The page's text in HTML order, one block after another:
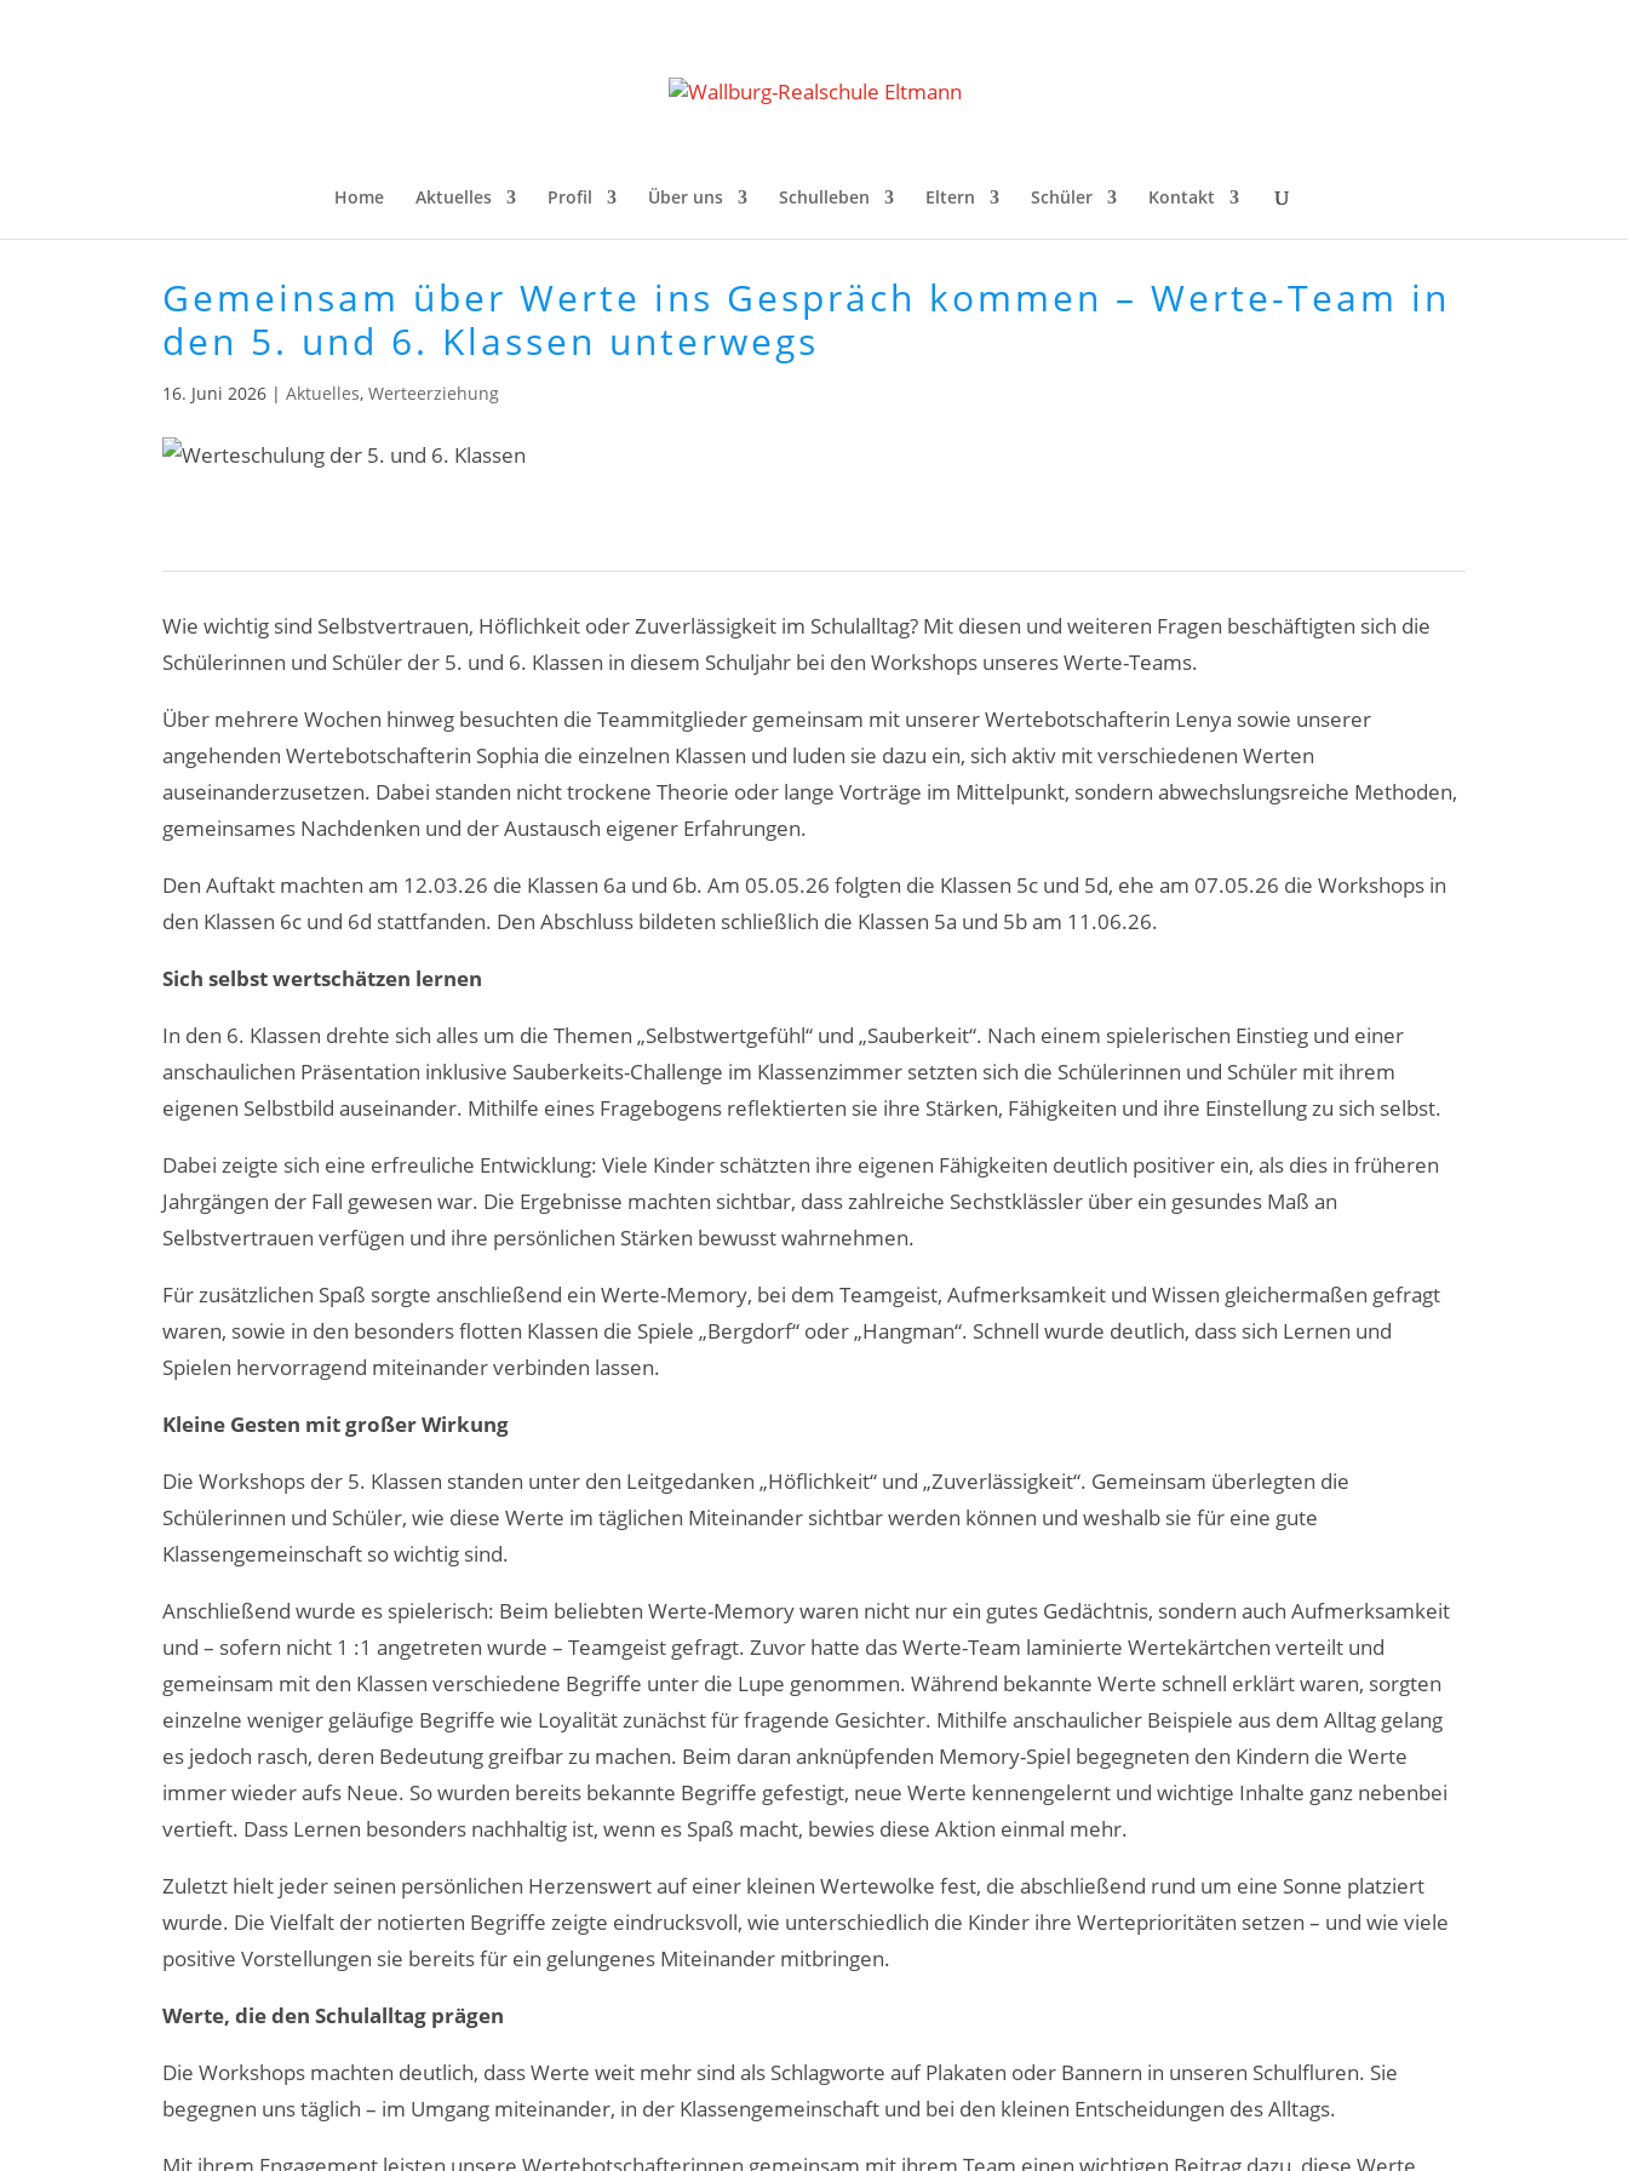
Home Aktuelles Profil Über uns Schulleben Eltern Schüler Kontakt
Gemeinsam über Werte ins Gespräch kommen – Werte-Team in
den 5. und 6. Klassen unterwegs
16. Juni 2026 |Aktuelles,Werteerziehung
Wie wichtig sind Selbstvertrauen, Höflichkeit oder Zuverlässigkeit im Schulalltag? Mit diesen und weiteren Fragen beschäftigten sich die
Schülerinnen und Schüler der 5. und 6. Klassen in diesem Schuljahr bei den Workshops unseres Werte-Teams.
Über mehrere Wochen hinweg besuchten die Teammitglieder gemeinsam mit unserer Wertebotschafterin Lenya sowie unserer
angehenden Wertebotschafterin Sophia die einzelnen Klassen und luden sie dazu ein, sich aktiv mit verschiedenen Werten
auseinanderzusetzen. Dabei standen nicht trockene Theorie oder lange Vorträge im Mittelpunkt, sondern abwechslungsreiche Methoden,
gemeinsames Nachdenken und der Austausch eigener Erfahrungen.
Den Auftakt machten am 12.03.26 die Klassen 6a und 6b. Am 05.05.26 folgten die Klassen 5c und 5d, ehe am 07.05.26 die Workshops in
den Klassen 6c und 6d stattfanden. Den Abschluss bildeten schließlich die Klassen 5a und 5b am 11.06.26.
Sich selbst wertschätzen lernen
In den 6. Klassen drehte sich alles um die Themen „Selbstwertgefühl“ und „Sauberkeit“. Nach einem spielerischen Einstieg und einer
anschaulichen Präsentation inklusive Sauberkeits-Challenge im Klassenzimmer setzten sich die Schülerinnen und Schüler mit ihrem
eigenen Selbstbild auseinander. Mithilfe eines Fragebogens reflektierten sie ihre Stärken, Fähigkeiten und ihre Einstellung zu sich selbst.
Dabei zeigte sich eine erfreuliche Entwicklung: Viele Kinder schätzten ihre eigenen Fähigkeiten deutlich positiver ein, als dies in früheren
Jahrgängen der Fall gewesen war. Die Ergebnisse machten sichtbar, dass zahlreiche Sechstklässler über ein gesundes Maß an
Selbstvertrauen verfügen und ihre persönlichen Stärken bewusst wahrnehmen.
Für zusätzlichen Spaß sorgte anschließend ein Werte-Memory, bei dem Teamgeist, Aufmerksamkeit und Wissen gleichermaßen gefragt
waren, sowie in den besonders flotten Klassen die Spiele „Bergdorf“ oder „Hangman“. Schnell wurde deutlich, dass sich Lernen und
Spielen hervorragend miteinander verbinden lassen.
Kleine Gesten mit großer Wirkung
Die Workshops der 5. Klassen standen unter den Leitgedanken „Höflichkeit“ und „Zuverlässigkeit“. Gemeinsam überlegten die
Schülerinnen und Schüler, wie diese Werte im täglichen Miteinander sichtbar werden können und weshalb sie für eine gute
Klassengemeinschaft so wichtig sind.
Anschließend wurde es spielerisch: Beim beliebten Werte-Memory waren nicht nur ein gutes Gedächtnis, sondern auch Aufmerksamkeit
und – sofern nicht 1 :1 angetreten wurde – Teamgeist gefragt. Zuvor hatte das Werte-Team laminierte Wertekärtchen verteilt und
gemeinsam mit den Klassen verschiedene Begriffe unter die Lupe genommen. Während bekannte Werte schnell erklärt waren, sorgten
einzelne weniger geläufige Begriffe wie Loyalität zunächst für fragende Gesichter. Mithilfe anschaulicher Beispiele aus dem Alltag gelang
es jedoch rasch, deren Bedeutung greifbar zu machen. Beim daran anknüpfenden Memory-Spiel begegneten den Kindern die Werte
immer wieder aufs Neue. So wurden bereits bekannte Begriffe gefestigt, neue Werte kennengelernt und wichtige Inhalte ganz nebenbei
vertieft. Dass Lernen besonders nachhaltig ist, wenn es Spaß macht, bewies diese Aktion einmal mehr.
Zuletzt hielt jeder seinen persönlichen Herzenswert auf einer kleinen Wertewolke fest, die abschließend rund um eine Sonne platziert
wurde. Die Vielfalt der notierten Begriffe zeigte eindrucksvoll, wie unterschiedlich die Kinder ihre Werteprioritäten setzen – und wie viele
positive Vorstellungen sie bereits für ein gelungenes Miteinander mitbringen.
Werte, die den Schulalltag prägen
Die Workshops machten deutlich, dass Werte weit mehr sind als Schlagworte auf Plakaten oder Bannern in unseren Schulfluren. Sie
begegnen uns täglich – im Umgang miteinander, in der Klassengemeinschaft und bei den kleinen Entscheidungen des Alltags.
Mit ihrem Engagement leisten unsere Wertebotschafterinnen gemeinsam mit ihrem Team einen wichtigen Beitrag dazu, diese Werte